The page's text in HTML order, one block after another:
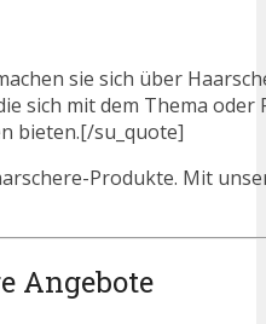
sie sich über
sich mit dem Thema
bieten.[/su_quote]
Produkte. Mit
Angebote